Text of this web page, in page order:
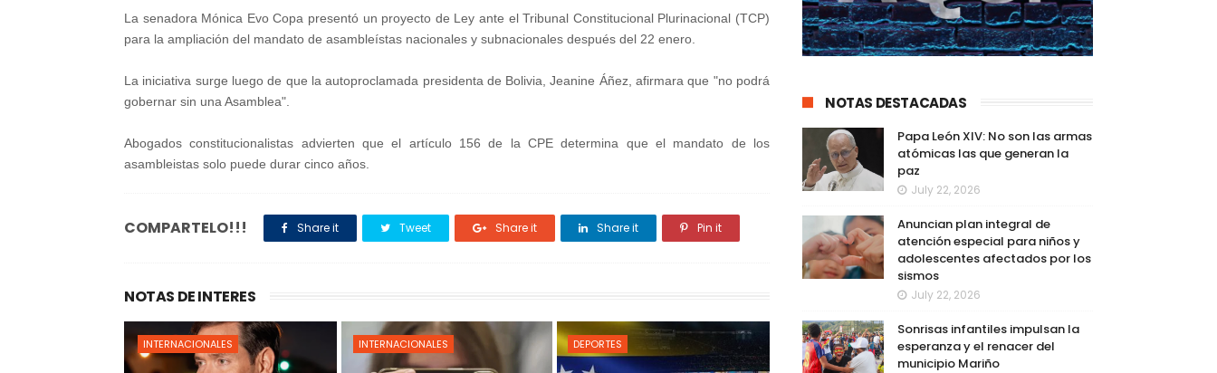
La senadora Mónica Evo Copa presentó un proyecto de Ley ante el Tribunal Constitucional Plurinacional (TCP)
para la ampliación del mandato de asambleístas nacionales y subnacionales después del 22 enero.
La iniciativa surge luego de que la autoproclamada presidenta de Bolivia, Jeanine Áñez, afirmara que "no podrá
gobernar sin una Asamblea".
Abogados constitucionalistas advierten que el artículo 156 de la CPE determina que el mandato de los
asambleistas solo puede durar cinco años.
COMPARTELO!!! Share it Tweet Share it Share it Pin it
NOTAS DE INTERES
INTERNACIONALES INTERNACIONALES DEPORTES
NOTAS DESTACADAS
Papa León XIV: No son las armas
atómicas las que generan la
paz
July 22, 2026
Anuncian plan integral de
atención especial para niños y
adolescentes afectados por los
sismos
July 22, 2026
Sonrisas infantiles impulsan la
esperanza y el renacer del
municipio Mariño